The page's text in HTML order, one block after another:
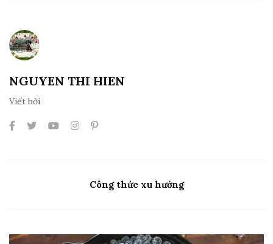
NGUYEN THI HIEN
Viết bởi
Công thức xu hướng